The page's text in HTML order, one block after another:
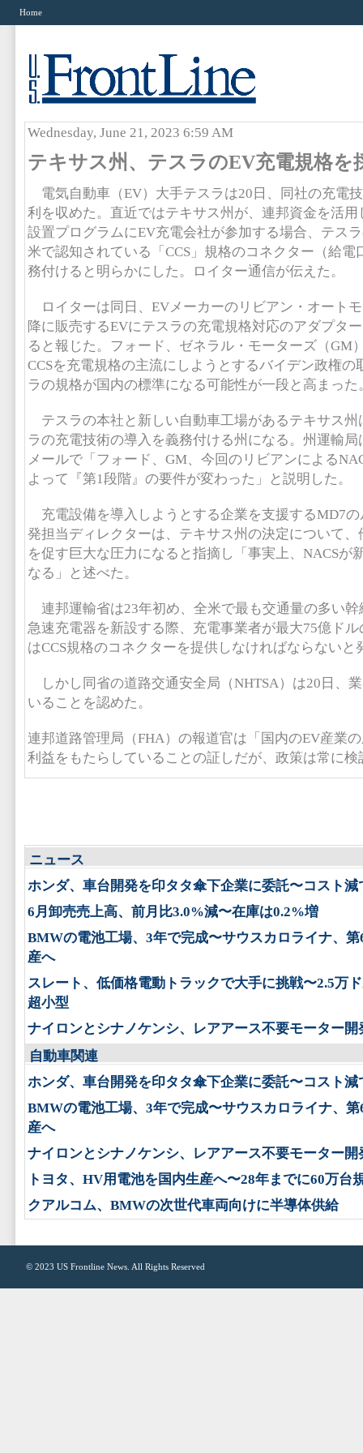
Home
Wednesday, June 21, 2023 6:59 AM
テキサス州、テスラのEV充電規格を
電気自動車（EV）大手テスラは20日、同社の充電
利を収めた。直近ではテキサス州が、連邦資金を活
設置プログラムにEV充電会社が参加する場合、テス
米で認知されている「CCS」規格のコネクター（給電
務付けると明らかにした。ロイター通信が伝えた。
ロイターは同日、EVメーカーのリビアン・オート
降に販売するEVにテスラの充電規格対応のアダプタ
ると報じた。フォード、ゼネラル・モーターズ（GM
CCSを充電規格の主流にしようとするバイデン政権の
ラの規格が国内の標準になる可能性が一段と高まった
テスラの本社と新しい自動車工場があるテキサス州
ラの充電技術の導入を義務付ける州になる。州運輸
メールで「フォード、GM、今回のリビアンによる
よって『第1段階』の要件が変わった」と説明した。
充電設備を導入しようとする企業を支援するMD7
発担当ディレクターは、テキサス州の決定について、
を促す巨大な圧力になると指摘し「事実上、NACSが
なる」と述べた。
連邦運輸省は23年初め、全米で最も交通量の多い幹
急速充電器を新設する際、充電事業者が最大75億ド
はCCS規格のコネクターを提供しなければならないと
しかし同省の道路交通安全局（NHTSA）は20日、
いることを認めた。
連邦道路管理局（FHA）の報道官は「国内のEV産業
利益をもたらしていることの証しだが、政策は常に
ニュース
ホンダ、車台開発を印タタ傘下企業に委託〜コスト減
6月卸売売上高、前月比3.0%減〜在庫は0.2%増
BMWの電池工場、3年で完成〜サウスカロライナ、第
産へ
スレート、低価格電動トラックで大手に挑戦〜2.5万
超小型
ナイロンとシナノケンシ、レアアース不要モーター開
自動車関連
ホンダ、車台開発を印タタ傘下企業に委託〜コスト減
BMWの電池工場、3年で完成〜サウスカロライナ、第
産へ
ナイロンとシナノケンシ、レアアース不要モーター開
トヨタ、HV用電池を国内生産へ〜28年までに60万台
クアルコム、BMWの次世代車両向けに半導体供給
© 2023 US Frontline News . All Rights Reserved